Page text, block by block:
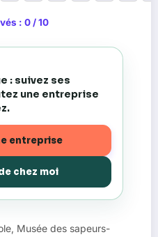
: 0 / 10
: suivez ses
une entreprise
entreprise
chez moi
Musée des sapeurs-